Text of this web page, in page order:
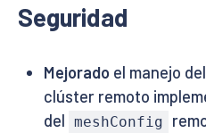
Seguridad
Mejoradoel manejo
clúster remoto
del meshConfig